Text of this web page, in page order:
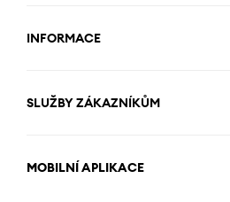
INFORMACE
SLUŽBY ZÁKAZNÍKŮM
MOBILNÍ APLIKACE